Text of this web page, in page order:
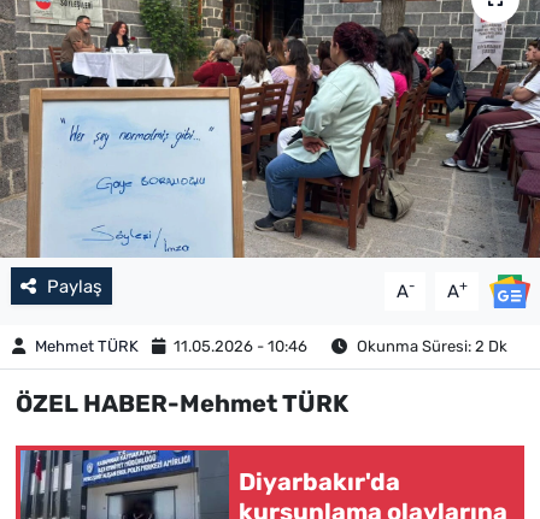
Paylaş A- A+
Mehmet TÜRK 11.05.2026 - 10:46 Okunma Süresi: 2 Dk
ÖZEL HABER-Mehmet TÜRK
Diyarbakır'da
kurşunlama olaylarına